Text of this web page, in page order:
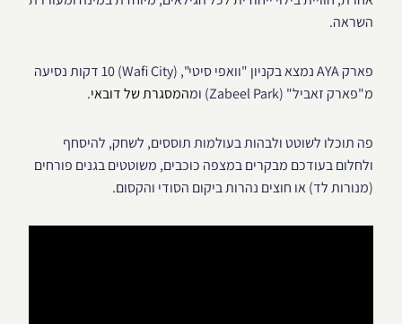
השראה.
פארק AYA נמצא בקניון "וואפי סיטי", (Wafi City) 10 דקות נסיעה
מ"פארק זאביל" (Zabeel Park) ומ
המסגרת של דובאי.
פה תוכלו לשוטט ולבהות בעולמות תוססים, לשחק, להיסחף
ולחלום בעודכם מבקרים במצפה כוכבים, משוטטים בגנים פורחים
(מנורות לד) או חוצים נהרות ביקום הסודי והקסום.